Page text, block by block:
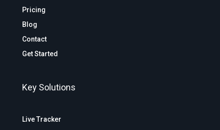
Pricing
Blog
Contact
Get Started
Key Solutions
Live Tracker